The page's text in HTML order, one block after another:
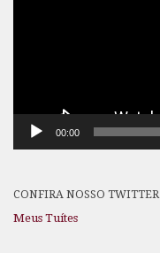
00:00
CONFIRA NOSSO TWITTER
Meus Tuítes